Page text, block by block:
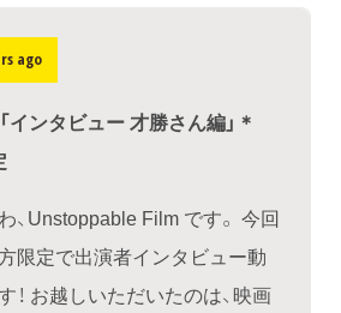
ago
インタビュー 才勝さん編」＊
、Unstoppable Film です。 今回
限定で出演者インタビュー動
！ お越しいただいたのは、映画